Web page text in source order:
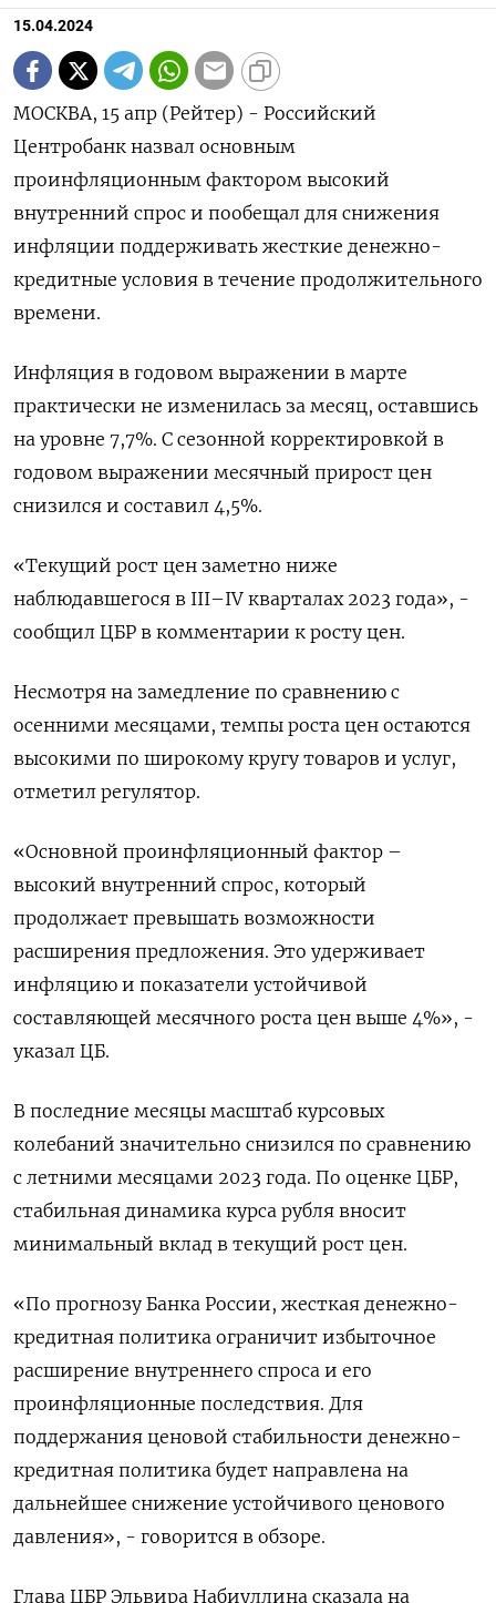
15.04.2024
МОСКВА, 15 апр (Рейтер) - Российский
Центробанк назвал основным
проинфляционным фактором высокий
внутренний спрос и пообещал для снижения
инфляции поддерживать жесткие денежно-
кредитные условия в течение продолжительного
времени.
Инфляция в годовом выражении в марте
практически не изменилась за месяц, оставшись
на уровне 7,7%. С сезонной корректировкой в
годовом выражении месячный прирост цен
снизился и составил 4,5%.
«Текущий рост цен заметно ниже
наблюдавшегося в III–IV кварталах 2023 года», -
сообщил ЦБР в комментарии к росту цен.
Несмотря на замедление по сравнению с
осенними месяцами, темпы роста цен остаются
высокими по широкому кругу товаров и услуг,
отметил регулятор.
«Основной проинфляционный фактор –
высокий внутренний спрос, который
продолжает превышать возможности
расширения предложения. Это удерживает
инфляцию и показатели устойчивой
составляющей месячного роста цен выше 4%», -
указал ЦБ.
В последние месяцы масштаб курсовых
колебаний значительно снизился по сравнению
с летними месяцами 2023 года. По оценке ЦБР,
стабильная динамика курса рубля вносит
минимальный вклад в текущий рост цен.
«По прогнозу Банка России, жесткая денежно-
кредитная политика ограничит избыточное
расширение внутреннего спроса и его
проинфляционные последствия. Для
поддержания ценовой стабильности денежно-
кредитная политика будет направлена на
дальнейшее снижение устойчивого ценового
давления», - говорится в обзоре.
Глава ЦБР Эльвира Набиуллина сказала на